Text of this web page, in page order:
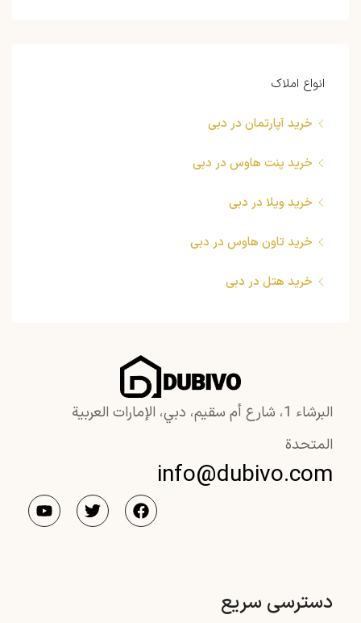
انواع املاک
خرید آپارتمان در دبی
خرید پنت هاوس در دبی
خرید ویلا در دبی
خرید تاون هاوس در دبی
خرید هتل در دبی
البرشاء 1، شارع أم سقيم، دبي، الإمارات العربية
المتحدة
info@dubivo.com
دسترسی سریع